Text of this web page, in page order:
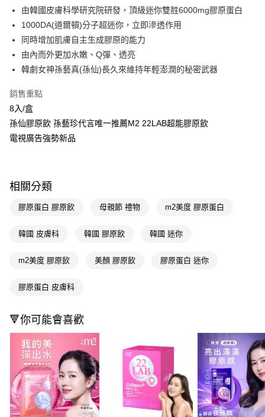
LINE Pay
Apple Pay
街口支付
悠遊付
Google Pay
【關於「AFTEE先享後付」】
２．便利：只要手機號碼，簡訊認證，即可結帳。
１．於結帳方式選擇「AFTEE先享後付」後，將跳轉至「AFTEE先享後付」
３．收到繳費通知簡訊後14天內，點擊此簡訊中的連結，可透過四大超商／
※ 請注意：結帳手續完成當下不需立刻繳費，但若您需要取消訂單，請聯絡
※ 交易是否成功請以「AFTEE先享後付 」之結帳頁面顯示為準，若有關於
是否繳費成功／繳費後需取消欲退款等相關疑問，請聯繫「AFTEE先享後付
https://netprotections.freshdesk.com/support/home
【注意事項】
１．透過由恩沛科技股份有限公司提供之「AFTEE先享後付」服務完成之交
易，需依本服務之必要範圍內提供個人資料，並將交易相關給付款項請求債
權轉讓予恩沛科技股份有限公司。
２．關於個人資料處理事宜，請瀏覽以下網址：
https://aftee.tw/terms/#terms3
運送方式
全家取貨付款
付款後全家取貨
每筆NT$65，滿NT$390(含以上)免運費
每筆NT$65，滿NT$490(含以上)免運費
付款後萊爾富取貨
每筆NT$65，滿NT$490(含以上)免運費
7-11取貨付款
每筆NT$65，滿NT$490(含以上)免運費
付款後7-11取貨
每筆NT$65，滿NT$490(含以上)免運費
由韓國皮膚科學研究院研發，頂級迷你雙胜6000mg膠原蛋白
1000DA(道爾頓)分子超迷你，立即滲透作用
同時增加肌膚自主生成膠原的能力
由內而外更加水嫩、Q彈、透亮
韓劇女神孫藝真(孫仙)長久來維持年輕澎潤的秘密武器
銷售重點
8入/盒
孫仙膠原飲 孫藝珍代言唯一推薦M2 22LAB超能膠原飲
電視廣告強勢新品
相關分類
膠原蛋白 膠原飲 母親節 禮物 m2美度 膠原蛋白
韓國 皮膚科 韓國 膠原飲 韓國 迷你
m2美度 膠原飲 美顏 膠原飲 膠原蛋白 迷你
膠原蛋白 皮膚科
🔻你可能會喜歡